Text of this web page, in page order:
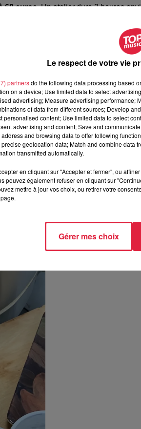
60 euros. Un atelier dure 2 heures
Elle sera prête sous 2 à 4 semaines.
:
Le respect de votre vie
partnersdo the following data processing based
on a device; Use limited data to select
advertising; Measure advertising performance;
of data from different sources; Develop
personalised content; Use limited data to select
advertising and content; Save and
and browsing data to offer following
geolocation data; Match and combine data
transmitted automatically.
en cliquant sur "Accepter et fermer", ou
pouvez également refuser en cliquant sur
mettre à jour vos choix, ou retirer votre
Gérer mes choix